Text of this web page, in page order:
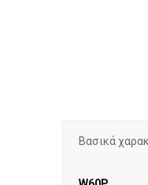
Βασικά